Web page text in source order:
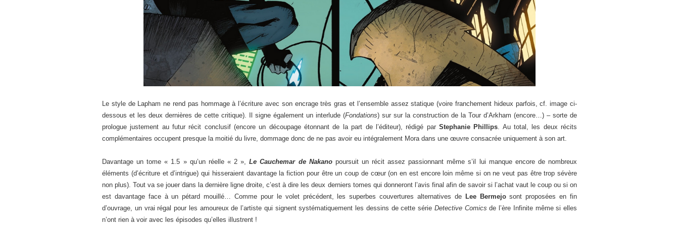
Le style de Lapham ne rend pas hommage à l’écriture avec son encrage très gras et l’ensemble assez statique (voire franchement hideux parfois, cf. image ci-
dessous et les deux dernières de cette critique). Il signe également un interlude (Fondations) sur sur la construction de la Tour d’Arkham (encore…) – sorte de
prologue justement au futur récit conclusif (encore un découpage étonnant de la part de l’éditeur), rédigé par Stephanie Phillips . Au total, les deux récits
complémentaires occupent presque la moitié du livre, dommage donc de ne pas avoir eu intégralement Mora dans une œuvre consacrée uniquement à son art.
Davantage un tome « 1.5 » qu’un réelle « 2 »,Le Cauchemar de Nakano poursuit un récit assez passionnant même s’il lui manque encore de nombreux
éléments (d’écriture et d’intrigue) qui hisseraient davantage la fiction pour être un coup de cœur (on en est encore loin même si on ne veut pas être trop sévère
non plus). Tout va se jouer dans la dernière ligne droite, c’est à dire les deux derniers tomes qui donneront l’avis final afin de savoir si l’achat vaut le coup ou si on
est davantage face à un pétard mouillé… Comme pour le volet précédent, les superbes couvertures alternatives de Lee Bermejosont proposées en fin
d’ouvrage, un vrai régal pour les amoureux de l’artiste qui signent systématiquement les dessins de cette série Detective Comics de l’ère Infinite même si elles
n’ont rien à voir avec les épisodes qu’elles illustrent !